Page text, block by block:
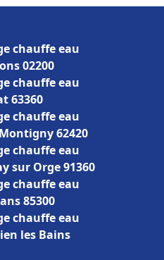
chauffe eau
02200
chauffe eau
63360
chauffe eau
62420
chauffe eau
sur Orge 91360
chauffe eau
85300
chauffe eau
les Bains